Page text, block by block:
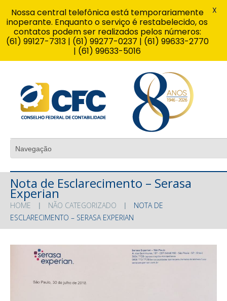
Nota de Esclarecimento – Serasa
Experian
HOME NÃO CATEGORIZADO
NOTA DE
ESCLARECIMENTO – SERASA EXPERIAN
Nossa central telefônica está temporariamente
inoperante. Enquanto o serviço é restabelecido, os
contatos podem ser realizados pelos números:
(61) 99127-7313 | (61) 99277-0237 | (61) 99633-2770
| (61) 99633-5016
X